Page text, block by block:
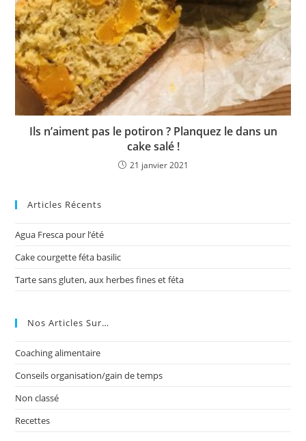
Ils n’aiment pas le potiron ? Planquez le dans un
cake salé !
21 janvier 2021
Articles Récents
Agua Fresca pour l’été
Cake courgette féta basilic
Tarte sans gluten, aux herbes fines et féta
Nos Articles Sur…
Coaching alimentaire
Conseils organisation/gain de temps
Non classé
Recettes